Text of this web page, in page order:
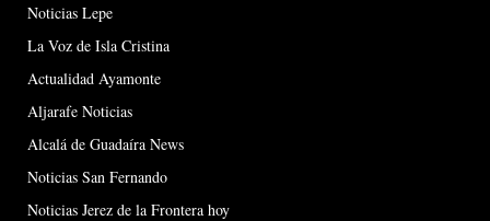
Noticias Lepe
La Voz de Isla Cristina
Actualidad Ayamonte
Aljarafe Noticias
Alcalá de Guadaíra News
Noticias San Fernando
Noticias Jerez de la Frontera hoy